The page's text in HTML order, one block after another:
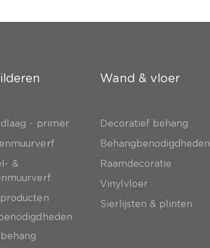
- primer
&
Wand & vloer
Decoratief behang
Behangbenodigdheden
Raamdecoratie
Vinylvloer
Sierlijsten & plinten